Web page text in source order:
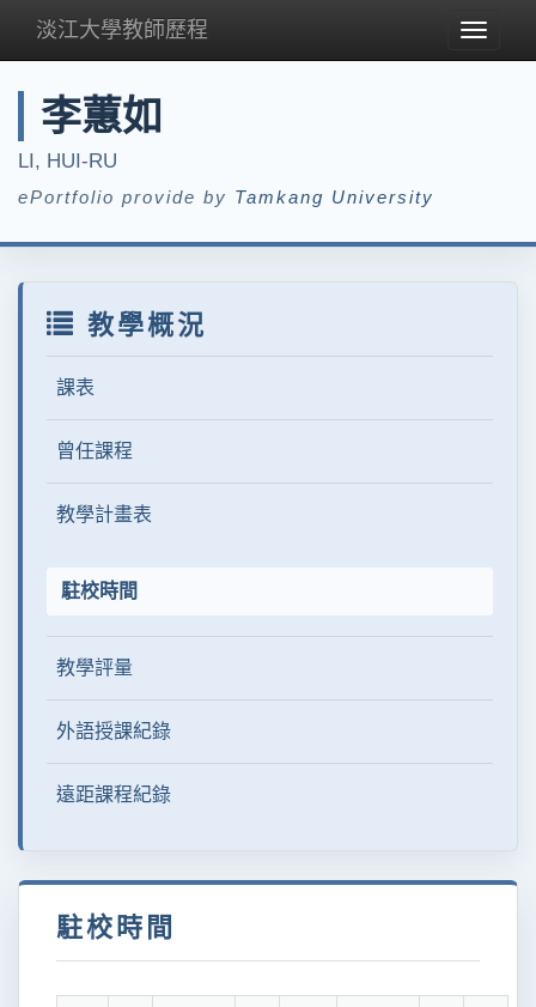
Toggle
淡江大學教師歷程
李蕙如
LI, HUI-RU
ePortfolio provide by Tamkang University
教學概況
課表
曾任課程
教學計畫表
駐校時間
教學評量
外語授課紀錄
遠距課程紀錄
駐校時間